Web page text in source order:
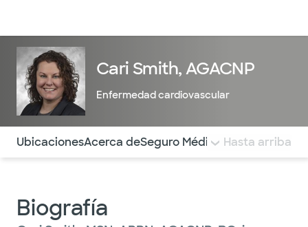
Cari Smith, AGACNP
Enfermedad cardiovascular
Utilice esta navegación para saltar rápidamente a
UbicacionesAcerca deSeguro Médico COMENTARIOS
Hasta arriba
Biografía